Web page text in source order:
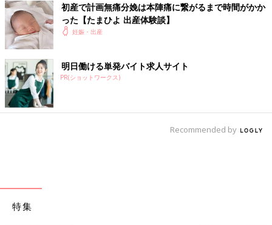
初産で計画無痛分娩は本陣痛に繋がるまで時間がかか
った【たまひよ 出産体験談】
妊娠・出産
明日働ける単発バイト求人サイト
PR(ショットワークス)
Recommended by
特集